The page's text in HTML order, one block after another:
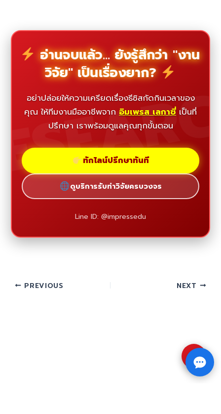
อ่านจบแล้ว... ยังรู้สึกว่า "งาน
วิจัย" เป็นเรื่องยาก?
อย่าปล่อยให้ความเครียดเรื่องธีซิสกัดกินเวลาของ
คุณ ให้ทีมงานมืออาชีพจาก อิมเพรส เลกาซี่ เป็นที่
ปรึกษา เราพร้อมดูแลคุณทุกขั้นตอน
ทักไลน์ปรึกษาทันที
ดูบริการรับทำวิจัยครบวงจร
Line ID: @impressedu
PREVIOUS NEXT
⇧